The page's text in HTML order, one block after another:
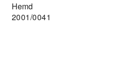
Hemd
2001/0041